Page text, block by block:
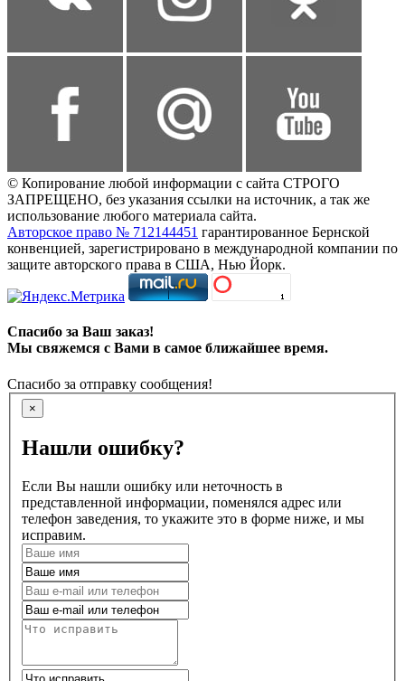
© Копирование любой информации с сайта СТРОГО
ЗАПРЕЩЕНО, без указания ссылки на источник, а так же
использование любого материала сайта.
Авторское право № 712144451 гарантированное Бернской
конвенцией, зарегистрировано в международной компании по
защите авторского права в США, Нью Йорк.
Спасибо за Ваш заказ!
Мы свяжемся с Вами в самое ближайшее время.
Спасибо за отправку сообщения!
×
Нашли ошибку?
Если Вы нашли ошибку или неточность в
представленной информации, поменялся адрес или
телефон заведения, то укажите это в форме ниже, и мы
исправим.